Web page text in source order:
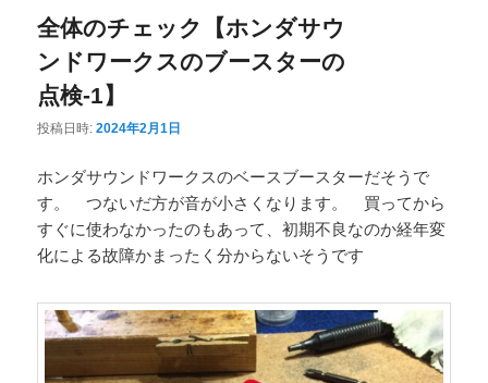
全体のチェック【ホンダサウ
ンドワークスのブースターの
点検-1】
投稿日時:2024年2月1日
ホンダサウンドワークスのベースブースターだそうで
す。 つないだ方が音が小さくなります。 買ってから
すぐに使わなかったのもあって、初期不良なのか経年変
化による故障かまったく分からないそうです